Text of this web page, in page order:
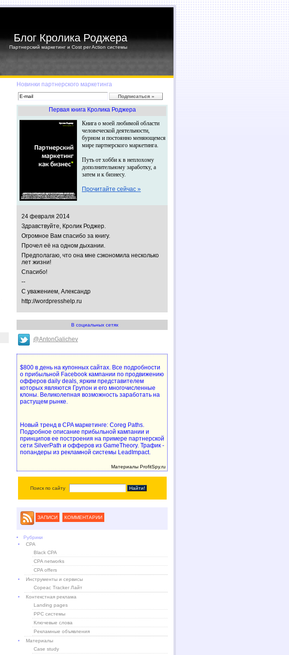
Блог Кролика Роджера
Партнерский маркетинг и Cost per Action системы
Новинки партнерского маркетинга
Первая книга Кролика Роджера
Книга о моей любимой области
человеческой деятельности,
бурном и постоянно меняющемся
мире партнерского маркетинга.
Путь от хобби к в неплохому
дополнительному заработку, а
затем и к бизнесу.
Прочитайте сейчас »
24 февраля 2014
Здравствуйте, Кролик Роджер.
Огромное Вам спасибо за книгу.
Прочел её на одном дыхании.
Предполагаю, что она мне сэкономила несколько
лет жизни!
Спасибо!
--
С уважением, Александр
http://wordpresshelp.ru
В социальных сетях
@AntonGalichev
$800 в день на купонных сайтах. Все подробности
о прибыльной Facebook кампании по продвижению
офферов daily deals, ярким представителем
которых являются Групон и его многочисленные
клоны. Великолепная возможность заработать на
растущем рынке.
Новый тренд в CPA маркетинге: Coreg Paths.
Подробное описание прибыльной кампании и
принципов ее построения на примере партнерской
сети SilverPath и офферов из GameTheory. Трафик -
попандеры из рекламной системы LeadImpact.
Материалы ProfitSpy.ru
Поиск по сайту
ЗАПИСИ КОММЕНТАРИИ
Рубрики
CPA
Black CPA
CPA networks
CPA offers
Инструменты и сервисы
Copeac Tracker Лайт
Контекстная реклама
Landing pages
PPC системы
Ключевые слова
Рекламные объявления
Материалы
Case study